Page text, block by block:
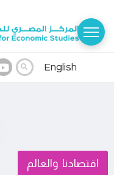
English
اقتصادنا والعالم